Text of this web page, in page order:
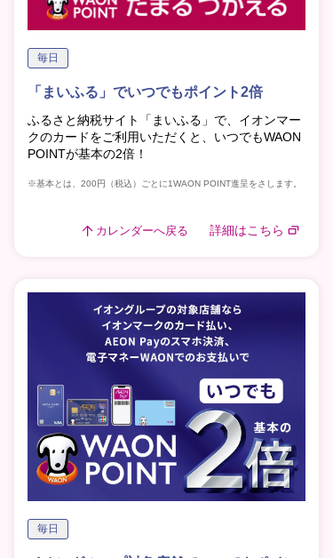
毎日
「まいふる」でいつでもポイント2倍
ふるさと納税サイト「まいふる」で、イオンマー
クのカードをご利用いただくと、いつでもWAON
POINTが基本の2倍！
※基本とは、200円（税込）ごとに1WAON POINT進呈をさします。
カレンダーへ戻る 詳細はこちら
毎日